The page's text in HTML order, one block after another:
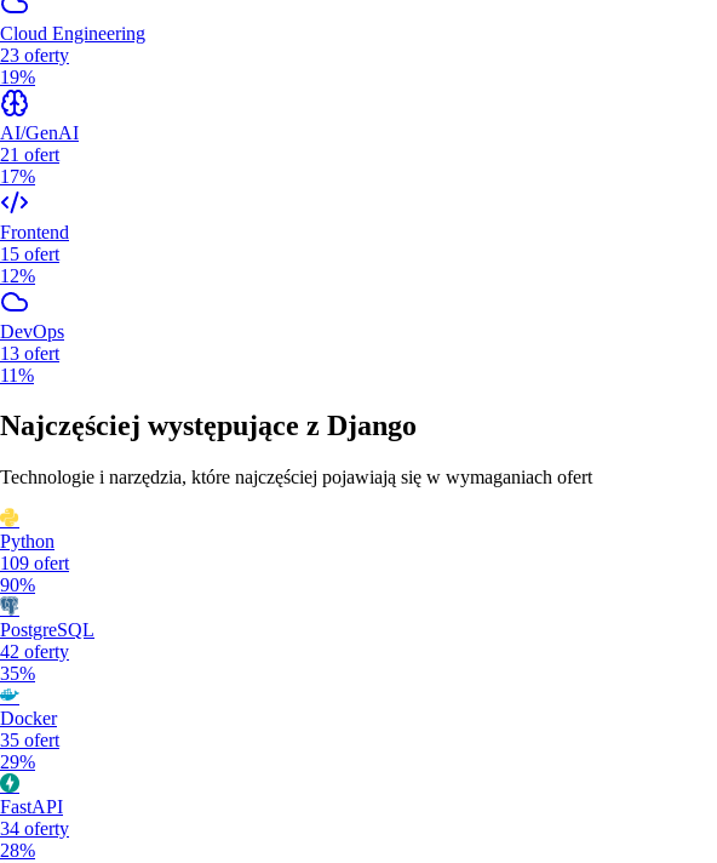
Cloud Engineering
23 oferty
19%
AI/GenAI
21 ofert
17%
Frontend
15 ofert
12%
DevOps
13 ofert
11%
Najczęściej występujące z Django
Technologie i narzędzia, które najczęściej pojawiają się w wymaganiach ofert
Python
109 ofert
90%
PostgreSQL
42 oferty
35%
Docker
35 ofert
29%
FastAPI
34 oferty
28%